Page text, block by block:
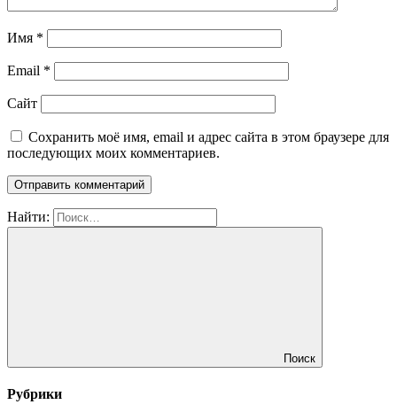
Имя *
Email *
Сайт
Сохранить моё имя, email и адрес сайта в этом браузере для
последующих моих комментариев.
Найти:
Поиск
Рубрики